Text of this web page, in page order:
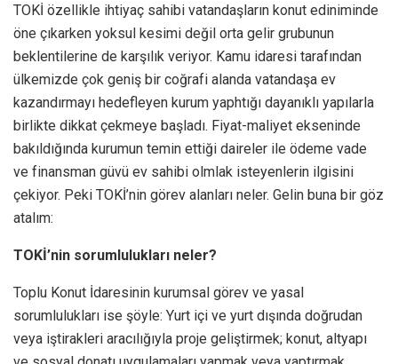
TOKİ özellikle ihtiyaç sahibi vatandaşların konut ediniminde
öne çıkarken yoksul kesimi değil orta gelir grubunun
beklentilerine de karşılık veriyor. Kamu idaresi tarafından
ülkemizde çok geniş bir coğrafi alanda vatandaşa ev
kazandırmayı hedefleyen kurum yaphtığı dayanıklı yapılarla
birlikte dikkat çekmeye başladı. Fiyat-maliyet ekseninde
bakıldığında kurumun temin ettiği daireler ile ödeme vade
ve finansman güvü ev sahibi olmlak isteyenlerin ilgisini
çekiyor. Peki TOKİ’nin görev alanları neler. Gelin buna bir göz
atalım:
TOKİ’nin sorumlulukları neler?
Toplu Konut İdaresinin kurumsal görev ve yasal
sorumlulukları ise şöyle: Yurt içi ve yurt dışında doğrudan
veya iştirakleri aracılığıyla proje geliştirmek; konut, altyapı